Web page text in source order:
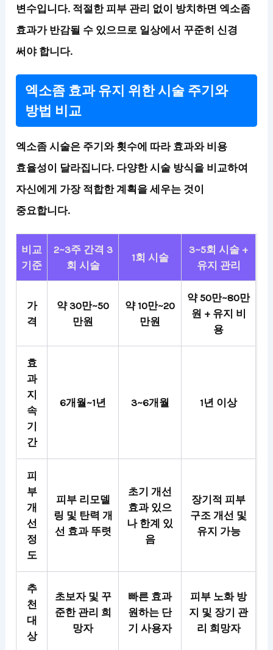
변수입니다. 적절한 피부 관리 없이 방치하면 엑소좀
효과가 반감될 수 있으므로 일상에서 꾸준히 신경
써야 합니다.
엑소좀 효과 유지 위한 시술 주기와
방법 비교
엑소좀 시술은 주기와 횟수에 따라 효과와 비용
효율성이 달라집니다. 다양한 시술 방식을 비교하여
자신에게 가장 적합한 계획을 세우는 것이
중요합니다.
비교
기준
2~3주 간격 3
회 시술
1회 시술
3~5회 시술 +
유지 관리
가
격
약 30만~50
만원
약 10만~20
만원
약 50만~80만
원 + 유지 비
용
효
과
지
속
기
간
6개월~1년 3~6개월 1년 이상
피
부
개
선
정
도
피부 리모델
링 및 탄력 개
선 효과 뚜렷
초기 개선
효과 있으
나 한계 있
음
장기적 피부
구조 개선 및
유지 가능
추
천
대
상
초보자 및 꾸
준한 관리 희
망자
빠른 효과
원하는 단
기 사용자
피부 노화 방
지 및 장기 관
리 희망자